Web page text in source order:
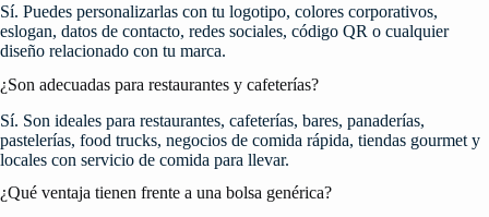
Sí. Puedes personalizarlas con tu logotipo, colores corporativos,
eslogan, datos de contacto, redes sociales, código QR o cualquier
diseño relacionado con tu marca.
¿Son adecuadas para restaurantes y cafeterías?
Sí. Son ideales para restaurantes, cafeterías, bares, panaderías,
pastelerías, food trucks, negocios de comida rápida, tiendas gourmet y
locales con servicio de comida para llevar.
¿Qué ventaja tienen frente a una bolsa genérica?